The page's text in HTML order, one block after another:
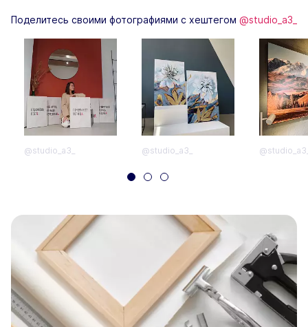
Поделитесь своими фотографиями с хештегом @studio_a3_
@studio_a3_ @studio_a3_